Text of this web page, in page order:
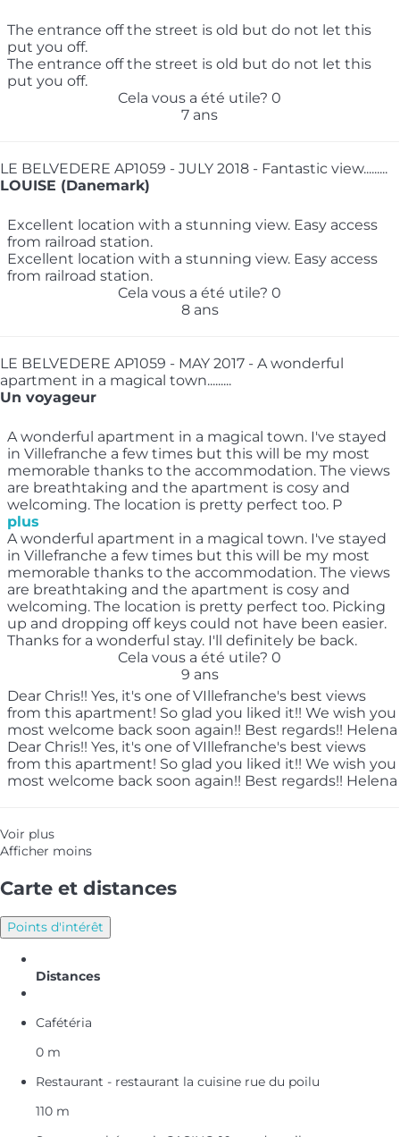
The entrance off the street is old but do not let this
put you off.
The entrance off the street is old but do not let this
put you off.
Cela vous a été utile? 0
7 ans
LE BELVEDERE AP1059 - JULY 2018 - Fantastic view.........
LOUISE (Danemark)
Excellent location with a stunning view. Easy access
from railroad station.
Excellent location with a stunning view. Easy access
from railroad station.
Cela vous a été utile? 0
8 ans
LE BELVEDERE AP1059 - MAY 2017 - A wonderful
apartment in a magical town.........
Un voyageur
A wonderful apartment in a magical town. I've stayed
in Villefranche a few times but this will be my most
memorable thanks to the accommodation. The views
are breathtaking and the apartment is cosy and
welcoming. The location is pretty perfect too. P
plus
A wonderful apartment in a magical town. I've stayed
in Villefranche a few times but this will be my most
memorable thanks to the accommodation. The views
are breathtaking and the apartment is cosy and
welcoming. The location is pretty perfect too. Picking
up and dropping off keys could not have been easier.
Thanks for a wonderful stay. I'll definitely be back.
Cela vous a été utile? 0
9 ans
Dear Chris!! Yes, it's one of VIllefranche's best views
from this apartment! So glad you liked it!! We wish you
most welcome back soon again!! Best regards!! Helena
Dear Chris!! Yes, it's one of VIllefranche's best views
from this apartment! So glad you liked it!! We wish you
most welcome back soon again!! Best regards!! Helena
Voir plus
Afficher moins
Carte et distances
Points d'intérêt
Distances
Cafétéria
0 m
Restaurant - restaurant la cuisine rue du poilu
110 m